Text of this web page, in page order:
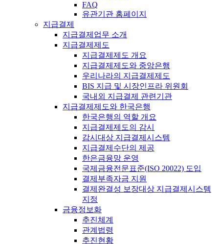
FAQ
유관기관 홈페이지
지급결제
지급결제업무 소개
지급결제제도
지급결제제도 개요
지급결제제도와 중앙은행
우리나라의 지급결제제도
BIS 지급 및 시장인프라 위원회
국내외 지급결제 관련기관
지급결제제도와 한국은행
한국은행의 역할 개요
지급결제제도의 감시
감시대상 지급결제시스템
지급결제수단의 제공
한은금융망 운영
국제금융전문표준(ISO 20022) 도입
결제부족자금 지원
결제완결성 보장대상 지급결제시스템
지정
금융정보화
추진체계
관계법령
추진현황